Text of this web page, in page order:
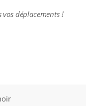
déplacements !